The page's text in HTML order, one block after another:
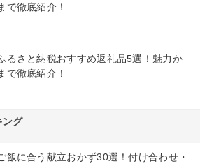
で徹底紹介！
るさと納税おすすめ返礼品5選！魅力か
で徹底紹介！
ング
飯に合う献立おかず30選！付け合わせ・